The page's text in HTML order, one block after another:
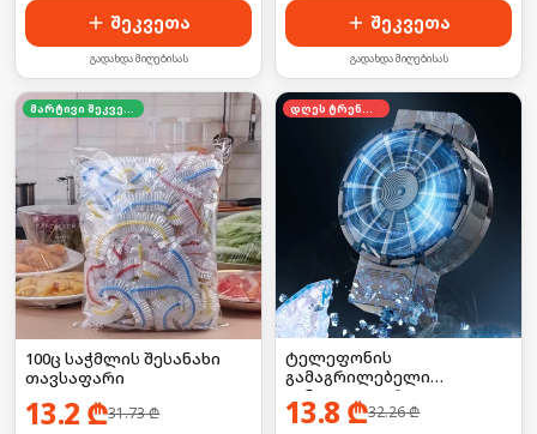
შეკვეთა
გადახდა მიღებისას
შეკვეთა
გადახდა მიღებისას
მარტივი შეკვეთა
100ც საჭმლის შესანახი
თავსაფარი
13.2 ₾31.73₾
დღეს ტრენდში
ტელეფონის
გამაგრილებელი
ვინტილატორი
13.8 ₾32.26₾